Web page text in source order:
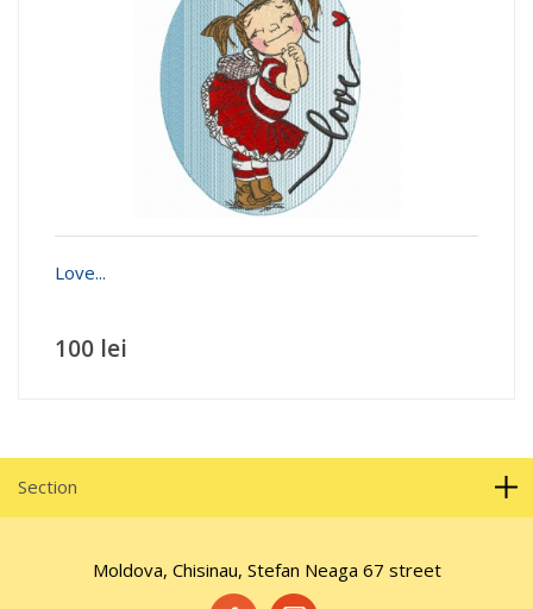
Love...
100 lei
Section
Moldova, Chisinau, Stefan Neaga 67 street